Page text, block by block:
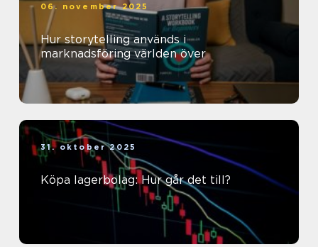
06. november 2025
Hur storytelling används i
marknadsföring världen över
31. oktober 2025
Köpa lagerbolag: Hur går det till?